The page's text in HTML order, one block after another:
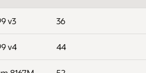
v3 36
v4 44